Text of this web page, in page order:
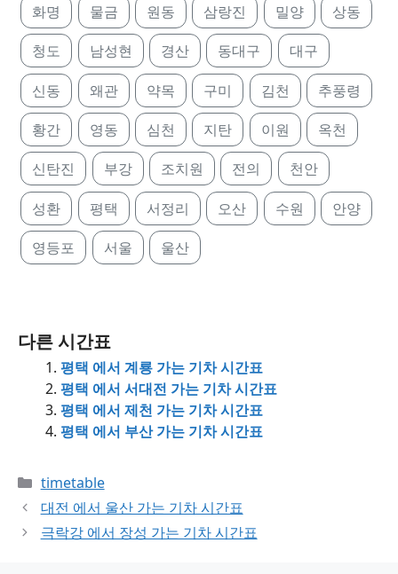
화명 물금 원동 삼랑진 밀양 상동
청도 남성현 경산 동대구 대구
신동 왜관 약목 구미 김천 추풍령
황간 영동 심천 지탄 이원 옥천
신탄진 부강 조치원 전의 천안
성환 평택 서정리 오산 수원 안양
영등포 서울 울산
다른 시간표
평택 에서 계룡 가는 기차 시간표
평택 에서 서대전 가는 기차 시간표
평택 에서 제천 가는 기차 시간표
평택 에서 부산 가는 기차 시간표
Categories
timetable
대전 에서 울산 가는 기차 시간표
극락강 에서 장성 가는 기차 시간표